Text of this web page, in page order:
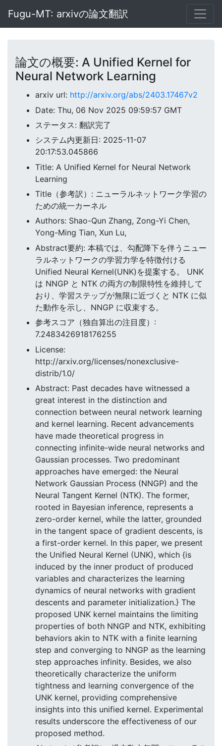
Fugu-MT: arxivの論文翻訳
論文の概要: A Unified Kernel for
Neural Network Learning
arxiv url: http://arxiv.org/abs/2403.17467v2
Date: Thu, 06 Nov 2025 09:59:57 GMT
ステータス: 翻訳完了
システム内更新日: 2025-11-07
20:17:53.045866
Title: A Unified Kernel for Neural Network
Learning
Title（参考訳）: ニューラルネットワーク学習の
ための統一カーネル
Authors: Shao-Qun Zhang, Zong-Yi Chen,
Yong-Ming Tian, Xun Lu,
Abstract要約: 本稿では、勾配降下を伴うニュー
ラルネットワークの学習力学を特徴付ける
Unified Neural Kernel(UNK)を提案する。 UNK
は NNGP と NTK の両方の制限特性を維持して
おり、学習ステップが無限に近づくと NTK に似
た動作を示し、NNGP に収束する。
参考スコア（独自算出の注目度）:
7.2483426918176255
License:
http://arxiv.org/licenses/nonexclusive-
distrib/1.0/
Abstract: Past decades have witnessed a
great interest in the distinction and
connection between neural network learning
and kernel learning. Recent advancements
have made theoretical progress in
connecting infinite-wide neural networks and
Gaussian processes. Two predominant
approaches have emerged: the Neural
Network Gaussian Process (NNGP) and the
Neural Tangent Kernel (NTK). The former,
rooted in Bayesian inference, represents a
zero-order kernel, while the latter, grounded
in the tangent space of gradient descents, is
a first-order kernel. In this paper, we present
the Unified Neural Kernel (UNK), which {is
induced by the inner product of produced
variables and characterizes the learning
dynamics of neural networks with gradient
descents and parameter initialization.} The
proposed UNK kernel maintains the limiting
properties of both NNGP and NTK, exhibiting
behaviors akin to NTK with a finite learning
step and converging to NNGP as the learning
step approaches infinity. Besides, we also
theoretically characterize the uniform
tightness and learning convergence of the
UNK kernel, providing comprehensive
insights into this unified kernel. Experimental
results underscore the effectiveness of our
proposed method.